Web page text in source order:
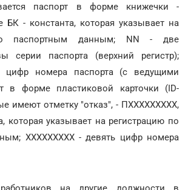
паспорт в форме книжечки -
БК - константа, которая указывает на
паспортным данным; NN - две
серии паспорта (верхний регистр);
цифр номера паспорта (с ведущими
в форме пластиковой карточки (ID-
имеют отметку "отказ", - ПХХХХХХХХХ,
которая указывает на регистрацию по
ХХХХХХХХХ - девять цифр номера